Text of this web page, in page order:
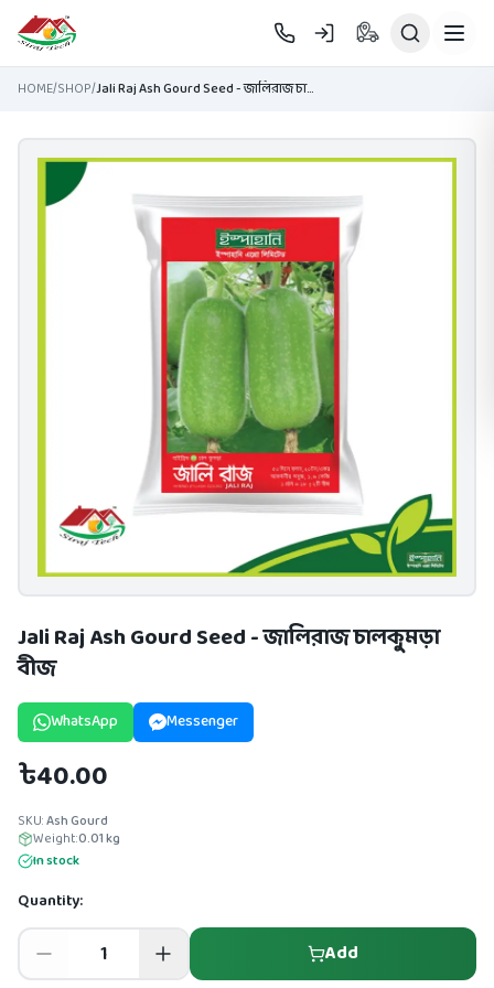
Skip to main content
HOME/SHOP/ Jali Raj Ash Gourd Seed - জালিরাজ চালকুমড়া বীজ
Jali Raj Ash Gourd Seed - জালিরাজ চালকুমড়া
বীজ
WhatsApp Messenger
৳40.00
SKU:Ash Gourd
Weight:0.01kg
In stock
Quantity:
Add